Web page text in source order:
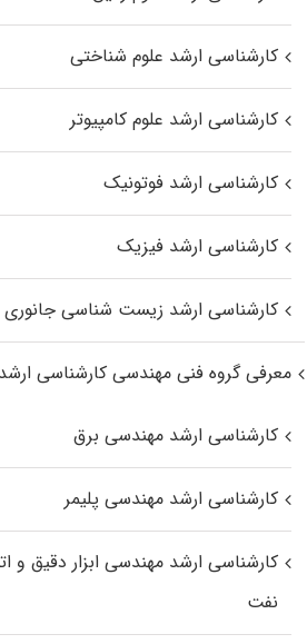
کارشناسی ارشد علوم شناختی
کارشناسی ارشد علوم کامپیوتر
کارشناسی ارشد فوتونیک
کارشناسی ارشد فیزیک
کارشناسی ارشد زیست‌ شناسی جانوری
معرفی گروه فنی مهندسی کارشناسی ارشد
کارشناسی ارشد مهندسی برق
کارشناسی ارشد مهندسی پلیمر
کارشناسی ارشد مهندسی ابزار دقیق و
نفت